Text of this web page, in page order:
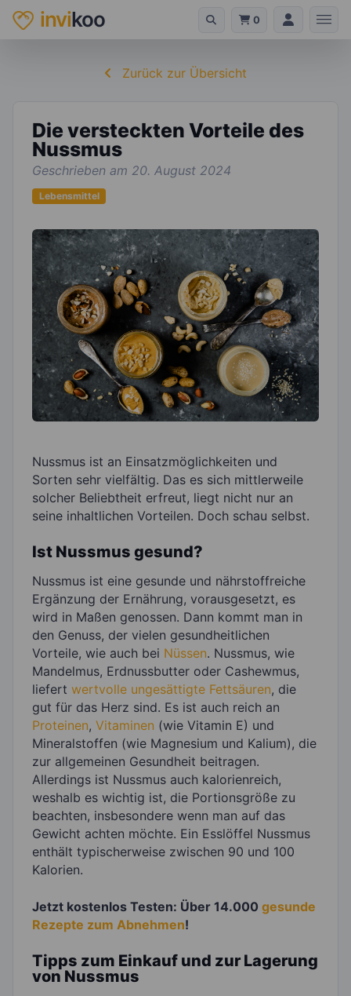
invikoo 0
Zurück zur Übersicht
Die versteckten Vorteile des
Nussmus
Geschrieben am 20. August 2024
Lebensmittel
Nussmus ist an Einsatzmöglichkeiten und
Sorten sehr vielfältig. Das es sich mittlerweile
solcher Beliebtheit erfreut, liegt nicht nur an
seine inhaltlichen Vorteilen. Doch schau selbst.
Ist Nussmus gesund?
Nussmus ist eine gesunde und nährstoffreiche
Ergänzung der Ernährung, vorausgesetzt, es
wird in Maßen genossen. Dann kommt man in
den Genuss, der vielen gesundheitlichen
Vorteile, wie auch bei Nüssen. Nussmus, wie
Mandelmus, Erdnussbutter oder Cashewmus,
liefert wertvolle ungesättigte Fettsäuren, die
gut für das Herz sind. Es ist auch reich an
Proteinen, Vitaminen (wie Vitamin E) und
Mineralstoffen (wie Magnesium und Kalium), die
zur allgemeinen Gesundheit beitragen.
Allerdings ist Nussmus auch kalorienreich,
weshalb es wichtig ist, die Portionsgröße zu
beachten, insbesondere wenn man auf das
Gewicht achten möchte. Ein Esslöffel Nussmus
enthält typischerweise zwischen 90 und 100
Kalorien.
Jetzt kostenlos Testen: Über 14.000 gesunde
Rezepte zum Abnehmen!
Tipps zum Einkauf und zur Lagerung
von Nussmus